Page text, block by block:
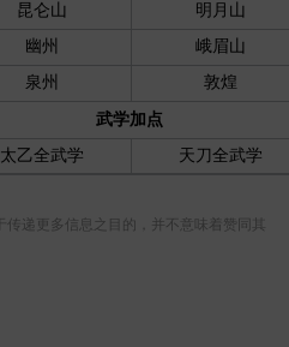
昆仑山
明月山
幽州
峨眉山
泉州 敦煌
武学加点
太乙全武学
天刀全武学
传递更多信息之目的，并不意味着赞同其